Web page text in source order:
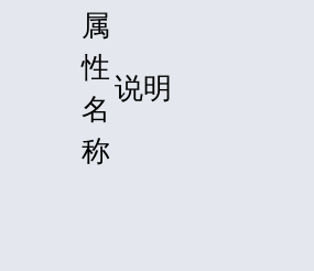
属
性
名
称
说明